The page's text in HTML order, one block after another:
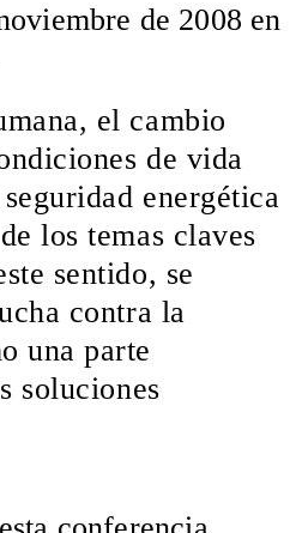
de 2008 en
el cambio
de vida
energética
los temas claves
sentido, se
contra la
una parte
soluciones